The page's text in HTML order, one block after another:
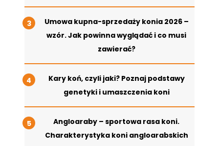
Umowa kupna-sprzedaży konia 2026 –
wzór. Jak powinna wyglądać i co musi
zawierać?
Kary koń, czyli jaki? Poznaj podstawy
genetyki i umaszczenia koni
Angloaraby – sportowa rasa koni.
Charakterystyka koni angloarabskich